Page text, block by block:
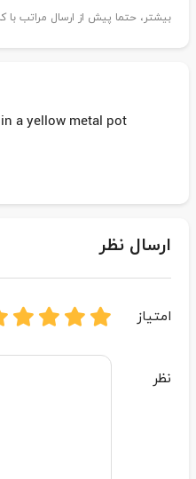
بیشتر، حتما پیش از ارسال مراتب با
a yellow metal pot
ارسال نظر
امتیاز
نظر